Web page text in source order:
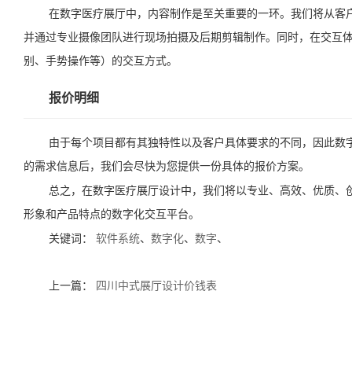
在数字医疗展厅中，内容制作是至关重要的一环。我们将从
并通过专业摄像团队进行现场拍摄及后期剪辑制作。同时，在交
别、手势操作等）的交互方式。
报价明细
由于每个项目都有其独特性以及客户具体要求的不同，因此
的需求信息后，我们会尽快为您提供一份具体的报价方案。
总之，在数字医疗展厅设计中，我们将以专业、高效、优质
形象和产品特点的数字化交互平台。
关键词： 软件系统、 数字化、 数字、
上一篇： 四川中式展厅设计价钱表